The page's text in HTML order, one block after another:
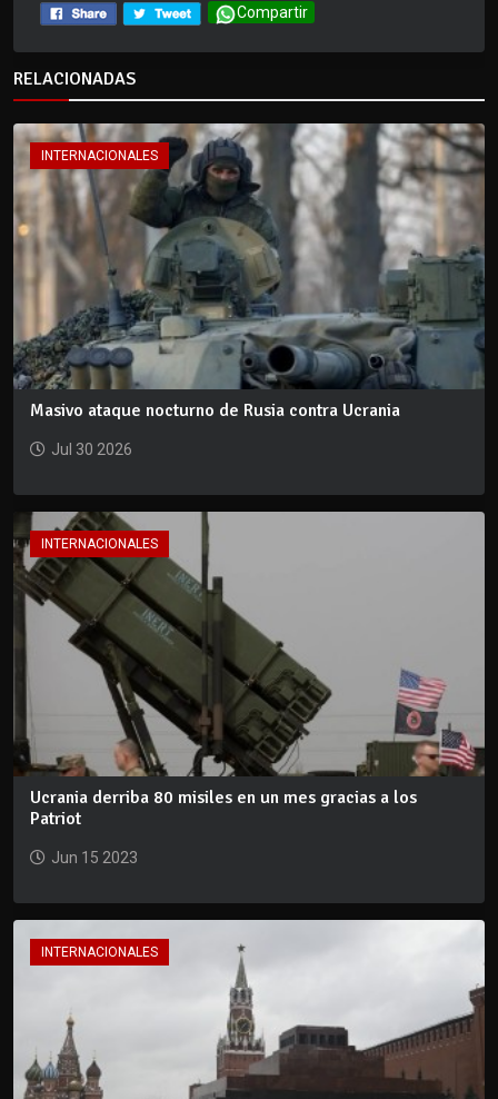
Compartir
RELACIONADAS
INTERNACIONALES
Masivo ataque nocturno de Rusia contra Ucrania
Jul 30 2026
INTERNACIONALES
Ucrania derriba 80 misiles en un mes gracias a los
Patriot
Jun 15 2023
INTERNACIONALES